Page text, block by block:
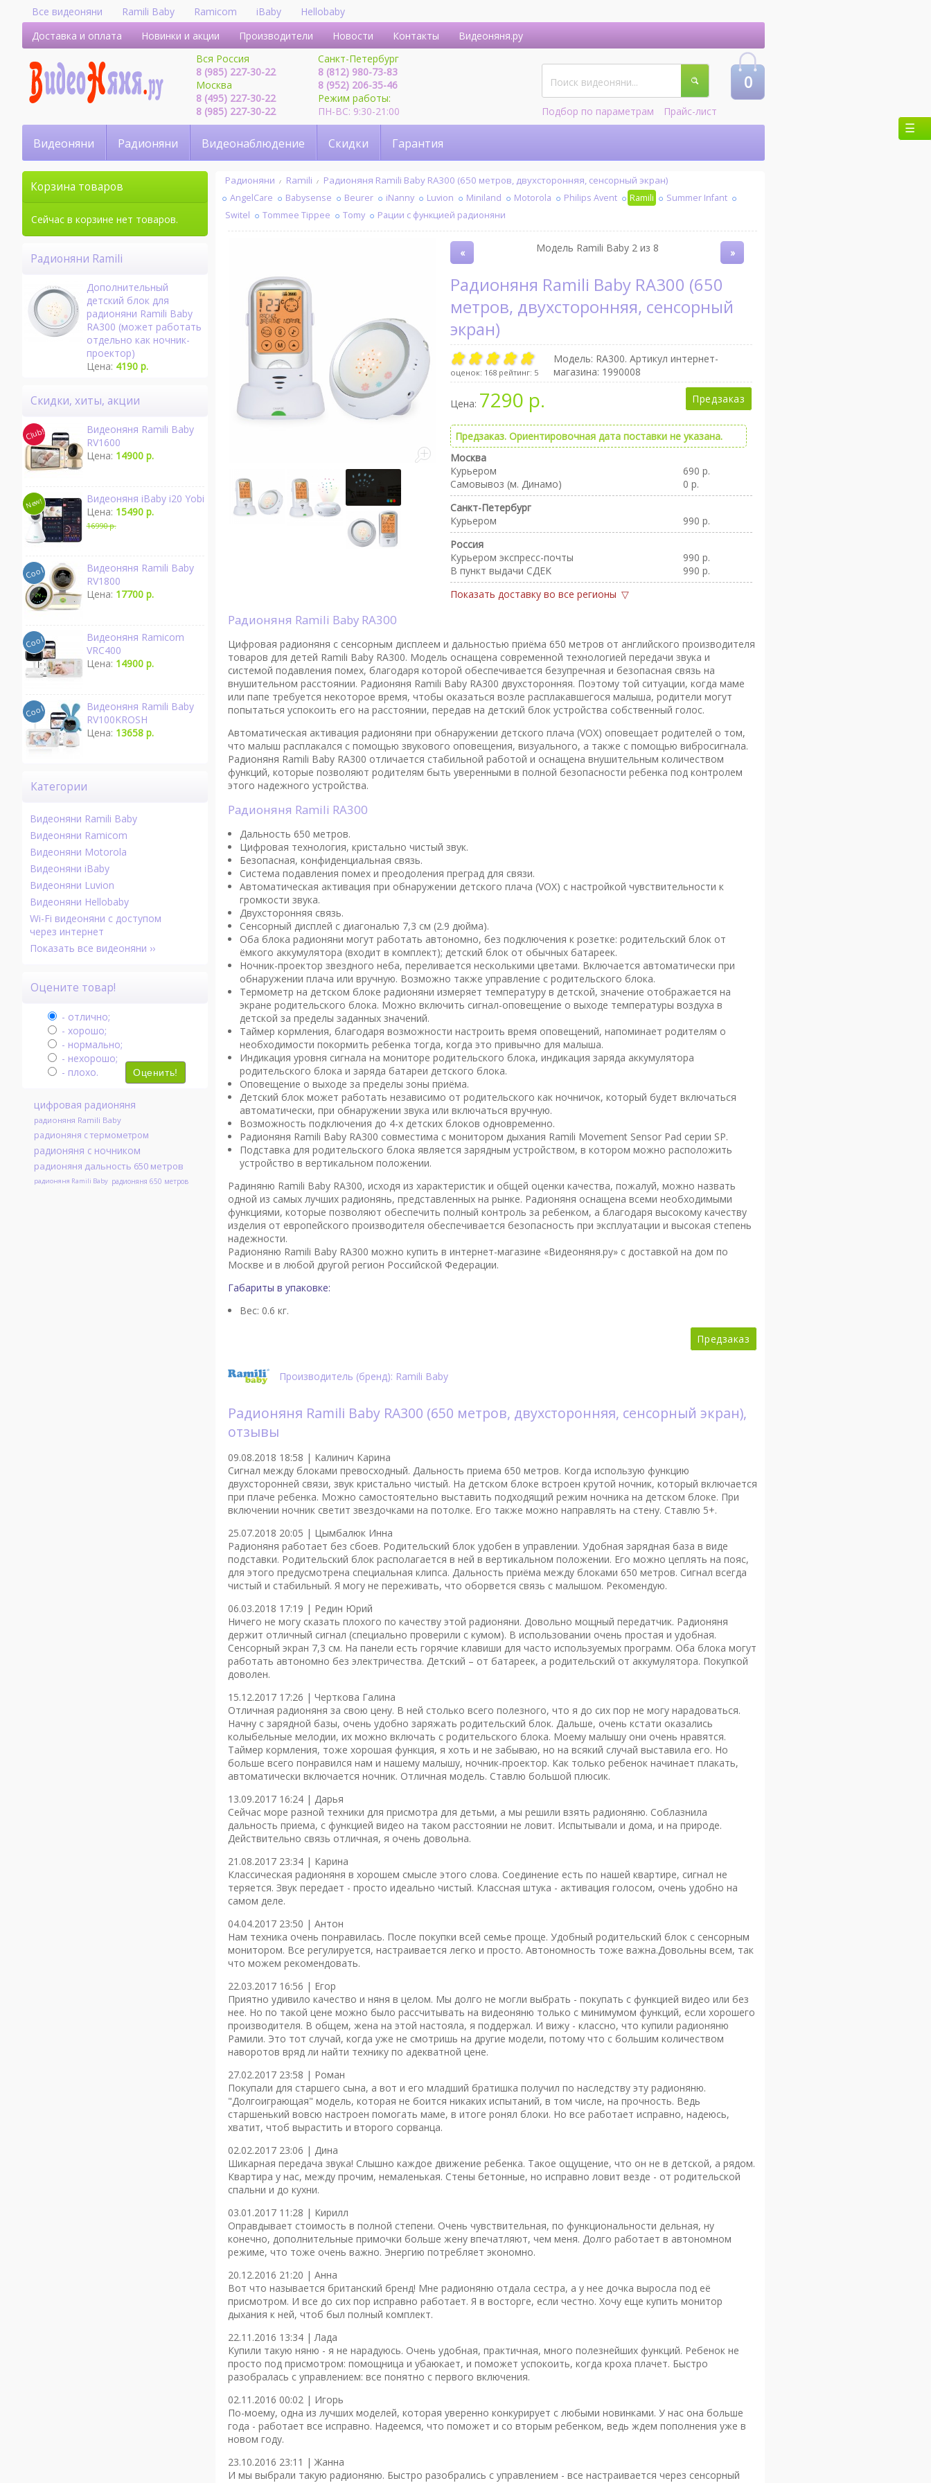
Все видеоняни Ramili Baby Ramicom iBaby
Hellobaby
Доставка и оплата
Новинки и акции Производители Новости Контакты
Видеоняня.ру
Вся Россия
8 (985) 227-30-22
Москва
8 (495) 227-30-22
8 (985) 227-30-22
Санкт-Петербург
8 (812) 980-73-83
8 (952) 206-35-46
Режим работы:
ПН-ВС: 9:30-21:00
Подбор по параметрам Прайс-лист
0
Видеоняни Радионяни Видеонаблюдение Скидки Гарантия
Радионяни Ramili Радионяня Ramili Baby RA300 (650 метров, двухсторонняя, сенсорный экран)
AngelCare Babysense Beurer iNanny Luvion Miniland Motorola Philips Avent Ramili
Summer Infant
Switel
Tommee Tippee Tomy Рации с функцией радионяни
« Модель Ramili Baby 2 из 8 »
Радионяня Ramili Baby RA300 (650
метров, двухсторонняя, сенсорный
экран)
оценок: 168 рейтинг: 5
Модель: RA300. Артикул интернет-
магазина: 1990008
Цена: 7290 р. Предзаказ
Предзаказ. Ориентировочная дата поставки не указана.
Москва
Курьером
690 р.
Самовывоз (м. Динамо)
0 р.
Санкт-Петербург
Курьером
990 р.
Россия
Курьером экспресс-почты
990 р.
В пункт выдачи CДEK
990 р.
Показать доставку во все регионы
Радионяня Ramili Baby RA300
Цифровая радионяня с сенсорным дисплеем и дальностью приёма 650 метров от английского производителя
товаров для детей Ramili Baby RA300. Модель оснащена современной технологией передачи звука и
системой подавления помех, благодаря которой обеспечивается безупречная и безопасная связь на
внушительном расстоянии. Радионяня Ramili Baby RA300 двухсторонняя. Поэтому той ситуации, когда маме
или папе требуется некоторое время, чтобы оказаться возле расплакавшегося малыша, родители могут
попытаться успокоить его на расстоянии, передав на детский блок устройства собственный голос.
Автоматическая активация радионяни при обнаружении детского плача (VOX) оповещает родителей о том,
что малыш расплакался с помощью звукового оповещения, визуального, а также с помощью вибросигнала.
Радионяня Ramili Baby RA300 отличается стабильной работой и оснащена внушительным количеством
функций, которые позволяют родителям быть уверенными в полной безопасности ребенка под контролем
этого надежного устройства.
Радионяня Ramili RA300
Дальность 650 метров.
Цифровая технология, кристально чистый звук.
Безопасная, конфиденциальная связь.
Система подавления помех и преодоления преград для связи.
Автоматическая активация при обнаружении детского плача (VOX) с настройкой чувствительности к
громкости звука.
Двухсторонняя связь.
Сенсорный дисплей с диагональю 7,3 см (2.9 дюйма).
Оба блока радионяни могут работать автономно, без подключения к розетке: родительский блок от
ёмкого аккумулятора (входит в комплект); детский блок от обычных батареек.
Ночник-проектор звездного неба, переливается несколькими цветами. Включается автоматически при
обнаружении плача или вручную. Возможно также управление с родительского блока.
Термометр на детском блоке радионяни измеряет температуру в детской, значение отображается на
экране родительского блока. Можно включить сигнал-оповещение о выходе температуры воздуха в
детской за пределы заданных значений.
Таймер кормления, благодаря возможности настроить время оповещений, напоминает родителям о
необходимости покормить ребенка тогда, когда это привычно для малыша.
Индикация уровня сигнала на мониторе родительского блока, индикация заряда аккумулятора
родительского блока и заряда батареи детского блока.
Оповещение о выходе за пределы зоны приёма.
Детский блок может работать независимо от родительского как ночничок, который будет включаться
автоматически, при обнаружении звука или включаться вручную.
Возможность подключения до 4-х детских блоков одновременно.
Радионяня Ramili Baby RA300 совместима с монитором дыхания Ramili Movement Sensor Pad серии SP.
Подставка для родительского блока является зарядным устройством, в котором можно расположить
устройство в вертикальном положении.
Радиняню Ramili Baby RA300, исходя из характеристик и общей оценки качества, пожалуй, можно назвать
одной из самых лучших радионянь, представленных на рынке. Радионяня оснащена всеми необходимыми
функциями, которые позволяют обеспечить полный контроль за ребенком, а благодаря высокому качеству
изделия от европейского производителя обеспечивается безопасность при эксплуатации и высокая степень
надежности.
Радионяню Ramili Baby RA300 можно купить в интернет-магазине «Видеоняня.ру» с доставкой на дом по
Москве и в любой другой регион Российской Федерации.
Габариты в упаковке:
Вес: 0.6 кг.
Предзаказ
Производитель (бренд): Ramili Baby
Радионяня Ramili Baby RA300 (650 метров, двухсторонняя, сенсорный экран),
отзывы
09.08.2018 18:58 | Калинич Карина
Сигнал между блоками превосходный. Дальность приема 650 метров. Когда использую функцию
двухсторонней связи, звук кристально чистый. На детском блоке встроен крутой ночник, который включается
при плаче ребенка. Можно самостоятельно выставить подходящий режим ночника на детском блоке. При
включении ночник светит звездочками на потолке. Его также можно направлять на стену. Ставлю 5+.
25.07.2018 20:05 | Цымбалюк Инна
Радионяня работает без сбоев. Родительский блок удобен в управлении. Удобная зарядная база в виде
подставки. Родительский блок располагается в ней в вертикальном положении. Его можно цеплять на пояс,
для этого предусмотрена специальная клипса. Дальность приёма между блоками 650 метров. Сигнал всегда
чистый и стабильный. Я могу не переживать, что оборвется связь с малышом. Рекомендую.
06.03.2018 17:19 | Редин Юрий
Ничего не могу сказать плохого по качеству этой радионяни. Довольно мощный передатчик. Радионяня
держит отличный сигнал (специально проверили с кумом). В использовании очень простая и удобная.
Сенсорный экран 7,3 см. На панели есть горячие клавиши для часто используемых программ. Оба блока могут
работать автономно без электричества. Детский – от батареек, а родительский от аккумулятора. Покупкой
доволен.
15.12.2017 17:26 |Черткова Галина
Отличная радионяня за свою цену. В ней столько всего полезного, что я до сих пор не могу нарадоваться.
Начну с зарядной базы, очень удобно заряжать родительский блок. Дальше, очень кстати оказались
колыбельные мелодии, их можно включать с родительского блока. Моему малышу они очень нравятся.
Таймер кормления, тоже хорошая функция, я хоть и не забываю, но на всякий случай выставила его. Но
больше всего понравился нам и нашему малышу, ночник-проектор. Как только ребенок начинает плакать,
автоматически включается ночник. Отличная модель. Ставлю большой плюсик.
13.09.2017 16:24 |Дарья
Сейчас море разной техники для присмотра для детьми, а мы решили взять радионяню. Соблазнила
дальность приема, с функцией видео на таком расстоянии не ловит. Испытывали и дома, и на природе.
Действительно связь отличная, я очень довольна.
21.08.2017 23:34 | Карина
Классическая радионяня в хорошем смысле этого слова. Соединение есть по нашей квартире, сигнал не
теряется. Звук передает - просто идеально чистый. Классная штука - активация голосом, очень удобно на
самом деле.
04.04.2017 23:50 |Антон
Нам техника очень понравилась. После покупки всей семье проще. Удобный родительский блок с сенсорным
монитором. Все регулируется, настраивается легко и просто. Автономность тоже важна.Довольны всем, так
что можем рекомендовать.
22.03.2017 16:56 | Егор
Приятно удивило качество и няня в целом. Мы долго не могли выбрать - покупать с функцией видео или без
нее. Но по такой цене можно было рассчитывать на видеоняню только с минимумом функций, если хорошего
производителя. В общем, жена на этой настояла, я поддержал. И вижу - классно, что купили радионяню
Рамили. Это тот случай, когда уже не смотришь на другие модели, потому что с большим количеством
наворотов вряд ли найти технику по адекватной цене.
27.02.2017 23:58 | Роман
Покупали для старшего сына, а вот и его младший братишка получил по наследству эту радионяню.
"Долгоиграющая" модель, которая не боится никаких испытаний, в том числе, на прочность. Ведь
старшенький вовсю настроен помогать маме, в итоге ронял блоки. Но все работает исправно, надеюсь,
хватит, чтоб вырастить и второго сорванца.
02.02.2017 23:06 |Дина
Шикарная передача звука! Слышно каждое движение ребенка. Такое ощущение, что он не в детской, а рядом.
Квартира у нас, между прочим, немаленькая. Стены бетонные, но исправно ловит везде - от родительской
спальни и до кухни.
03.01.2017 11:28 | Кирилл
Оправдывает стоимость в полной степени. Очень чувствительная, по функциональности дельная, ну
конечно, дополнительные примочки больше жену впечатляют, чем меня. Долго работает в автономном
режиме, что тоже очень важно. Энергию потребляет экономно.
20.12.2016 21:20 |Анна
Вот что называется британский бренд! Мне радионяню отдала сестра, а у нее дочка выросла под её
присмотром. И все до сих пор исправно работает. Я в восторге, если честно. Хочу еще купить монитор
дыхания к ней, чтоб был полный комплект.
22.11.2016 13:34 |Лада
Купили такую няню - я не нарадуюсь. Очень удобная, практичная, много полезнейших функций. Ребенок не
просто под присмотром: помощница и убаюкает, и поможет успокоить, когда кроха плачет. Быстро
разобралась с управлением: все понятно с первого включения.
02.11.2016 00:02 | Игорь
По-моему, одна из лучших моделей, которая уверенно конкурирует с любыми новинками. У нас она больше
года - работает все исправно. Надеемся, что поможет и со вторым ребенком, ведь ждем пополнения уже в
новом году.
23.10.2016 23:11 |Жанна
И мы выбрали такую радионяню. Быстро разобрались с управлением - все настраивается через сенсорный
Корзина товаров
Сейчас в корзине нет товаров.
Радионяни Ramili
Дополнительный
детский блок для
радионяни Ramili Baby
RA300 (может работать
отдельно как ночник-
проектор)
Цена: 4190 р.
Скидки, хиты, акции
Видеоняня Ramili Baby
RV1600
Цена: 14900 р.
Видеоняня iBaby i20 Yobi
Цена: 15490 р.
16990 р.
Видеоняня Ramili Baby
RV1800
Цена: 17700 р.
Видеоняня Ramicom
VRC400
Цена: 14900 р.
Видеоняня Ramili Baby
RV100KROSH
Цена: 13658 р.
Категории
Видеоняни Ramili Baby
Видеоняни Ramicom
Видеоняни Motorola
Видеоняни iBaby
Видеоняни Luvion
Видеоняни Hellobaby
Wi-Fi видеоняни с доступом
через интернет
Показать все видеоняни ››
Оцените товар!
- отлично;
- хорошо;
- нормально;
- нехорошо;
- плохо.
Оценить!
цифровая радионяня
радионяня Ramili Baby
радионяня с термометром
радионяня с ночником
радионяня дальность 650 метров
радионяня Ramili Baby радионяня 650 метров